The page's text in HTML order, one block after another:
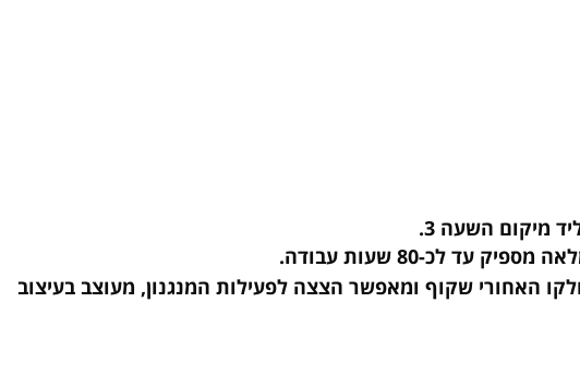
מיקום השעה 3 .